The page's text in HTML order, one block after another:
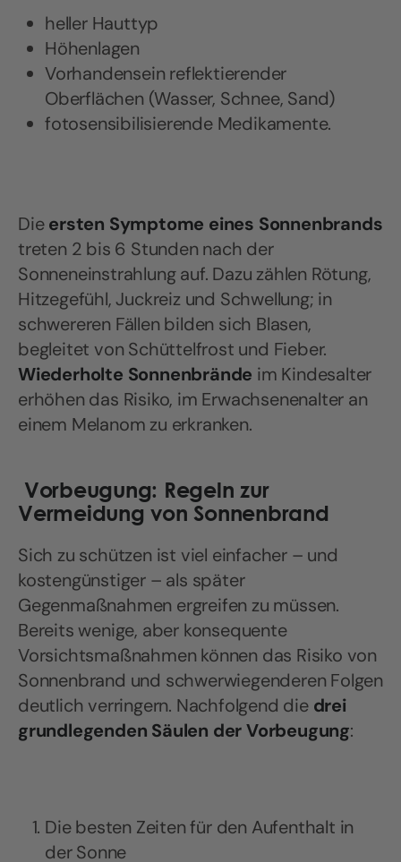
heller Hauttyp
Höhenlagen
Vorhandensein reflektierender
Oberflächen (Wasser, Schnee, Sand)
fotosensibilisierende Medikamente.
Dieersten Symptome eines Sonnenbrands
treten 2 bis 6 Stunden nach der
Sonneneinstrahlung auf. Dazu zählen Rötung,
Hitzegefühl, Juckreiz und Schwellung; in
schwereren Fällen bilden sich Blasen,
begleitet von Schüttelfrost und Fieber.
Wiederholte Sonnenbrände im Kindesalter
erhöhen das Risiko, im Erwachsenenalter an
einem Melanom zu erkranken.
Vorbeugung: Regeln zur
Vermeidung von Sonnenbrand
Sich zu schützen ist viel einfacher – und
kostengünstiger – als später
Gegenmaßnahmen ergreifen zu müssen.
Bereits wenige, aber konsequente
Vorsichtsmaßnahmen können das Risiko von
Sonnenbrand und schwerwiegenderen Folgen
deutlich verringern. Nachfolgend die drei
grundlegenden Säulen der Vorbeugung:
Die besten Zeiten für den Aufenthalt in
der Sonne